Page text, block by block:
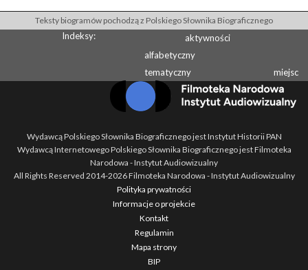
Teksty biogramów pochodzą z Polskiego Słownika Biograficznego
Indeksy:
aktywności
alfabetyczny
tematyczny
miejsc
Wydawcą Polskiego Słownika Biograficznego jest Instytut Historii PAN
Wydawcą Internetowego Polskiego Słownika Biograficznego jest Filmoteka
Narodowa - Instytut Audiowizualny
All Rights Reserved 2014-2026Filmoteka Narodowa - Instytut Audiowizualny
Polityka prywatności
Informacje o projekcie
Kontakt
Regulamin
Mapa strony
BIP